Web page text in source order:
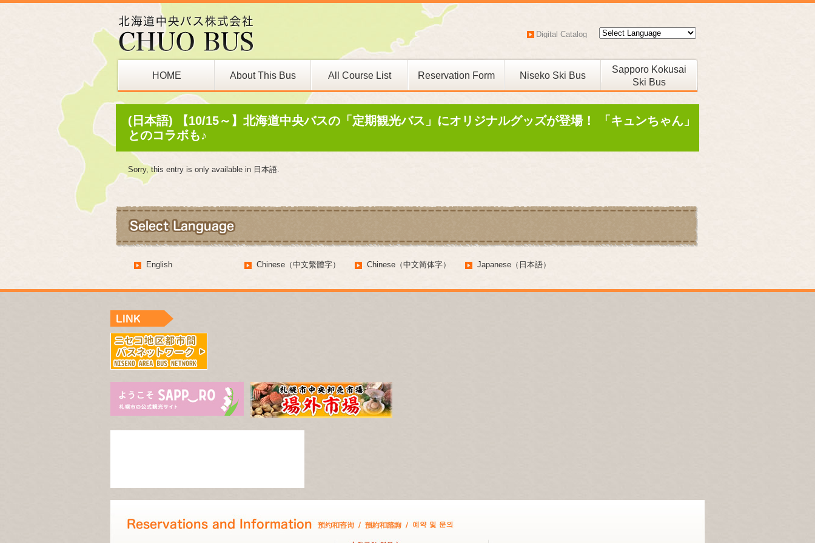
Digital Catalog
HOME About This Bus All Course List Reservation Form Niseko Ski Bus
Sapporo Kokusai
Ski Bus
Bus Stop
Niseko Ski Bus 国際スキー場線
(日本語) 【10/15～】北海道中央バスの「定期観光バス」にオリジナルグッズが登場！ 「キュンちゃん」
とのコラボも♪
Sorry, this entry is only available in 日本語.
English Chinese（中文繁體字） Chinese（中文简体字） Japanese（日本語）